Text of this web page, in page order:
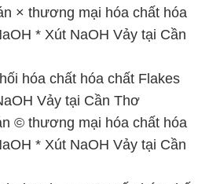
Vảy tại Cần Thơ
© thương mại hóa chất hóa
* Xút NaOH Vảy tại Cần
doanh ▲ cung cấp hóa chất
NaOH * Xút NaOH Vảy tại
cấp | bán hóa chất hóa chất
* Xút NaOH Vảy tại Cần Thơ